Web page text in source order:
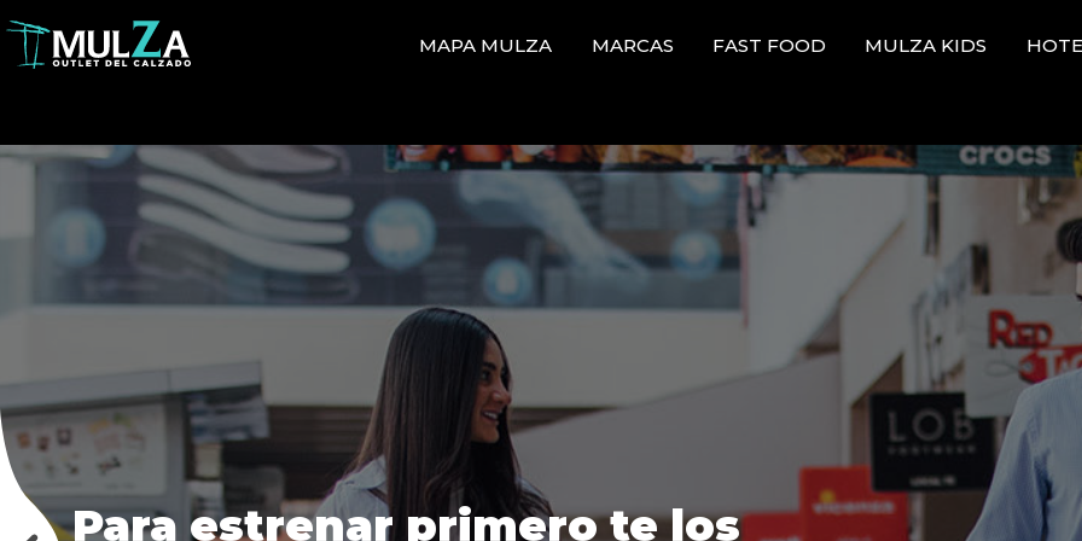
MAPA MULZA MARCAS FAST FOOD MULZA KIDS
Mulza
Outlet
del
Calzado
Para estrenar primero te los